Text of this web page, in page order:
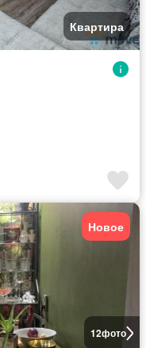
Квартира
12фото
Новое